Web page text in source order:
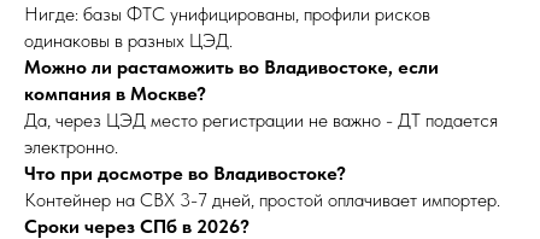
Нигде: базы ФТС унифицированы, профили рисков
одинаковы в разных ЦЭД.
Можно ли растаможить во Владивостоке, если
компания в Москве?
Да, через ЦЭД место регистрации не важно - ДТ подается
электронно.
Что при досмотре во Владивостоке?
Контейнер на СВХ 3-7 дней, простой оплачивает импортер.
Сроки через СПб в 2026?